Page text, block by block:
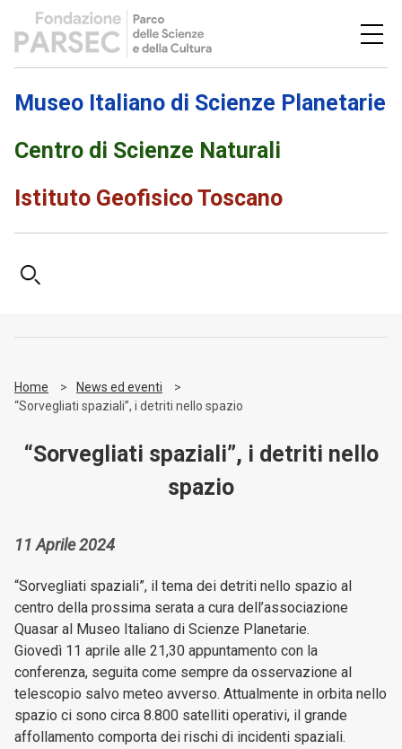
Museo Italiano di Scienze Planetarie
Centro di Scienze Naturali
Istituto Geofisico Toscano
Home
News ed eventi
“Sorvegliati spaziali”, i detriti nello spazio
“Sorvegliati spaziali”, i detriti nello
spazio
11 Aprile 2024
“Sorvegliati spaziali”, il tema dei detriti nello spazio al
centro della prossima serata a cura dell’associazione
Quasar al Museo Italiano di Scienze Planetarie.
Giovedì 11 aprile alle 21,30 appuntamento con la
conferenza, seguita come sempre da osservazione al
telescopio salvo meteo avverso. Attualmente in orbita nello
spazio ci sono circa 8.800 satelliti operativi, il grande
affollamento comporta dei rischi di incidenti spaziali.